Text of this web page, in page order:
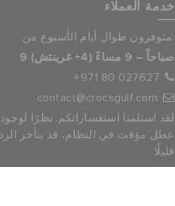
خدمة العملاء
متوفرون طوال أيام الأسبوع من:
9 صباحاً – 9 مساءً (4+ غرينتش)
+971 80 027627
contact@crocsgulf.com
لقد استلمنا استفساراتكم. نظرًا لوجود
عطل مؤقت في النظام، قد يتأخر الرد
قليلًا